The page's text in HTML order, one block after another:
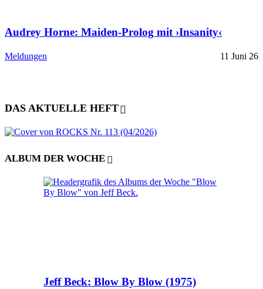
Audrey Horne: Maiden-Prolog mit ›Insanity‹
Meldungen 11 Juni 26
DAS AKTUELLE HEFT
ALBUM DER WOCHE
Jeff Beck: Blow By Blow (1975)